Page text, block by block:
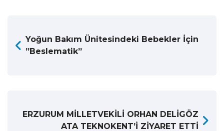
Yoğun Bakım Ünitesindeki Bebekler İçin
”Beslematik”
ERZURUM MİLLETVEKİLİ ORHAN DELİGÖZ
ATA TEKNOKENT’İ ZİYARET ETTİ